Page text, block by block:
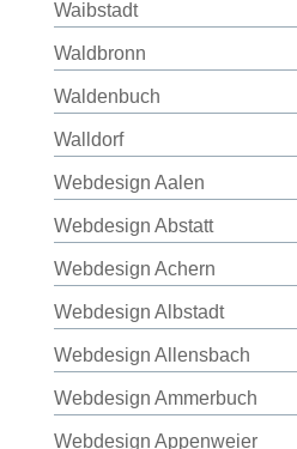
Waibstadt
Waldbronn
Waldenbuch
Walldorf
Webdesign Aalen
Webdesign Abstatt
Webdesign Achern
Webdesign Albstadt
Webdesign Allensbach
Webdesign Ammerbuch
Webdesign Appenweier